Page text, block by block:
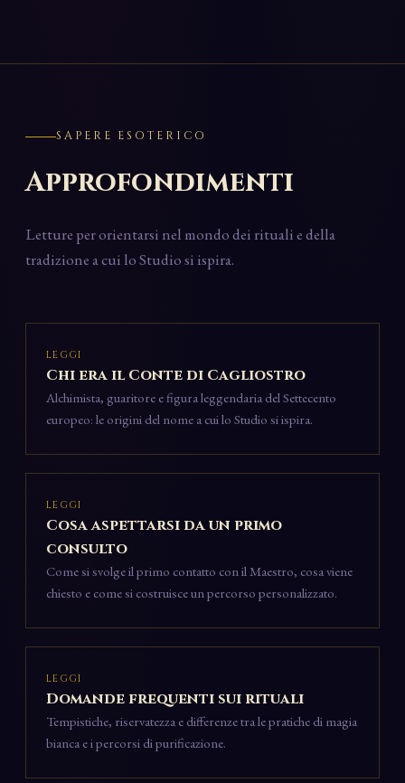
SAPERE ESOTERICO
Approfondimenti
Letture per orientarsi nel mondo dei rituali e della
tradizione a cui lo Studio si ispira.
LEGGI
Chi era il Conte di Cagliostro
Alchimista, guaritore e figura leggendaria del Settecento
europeo: le origini del nome a cui lo Studio si ispira.
LEGGI
Cosa aspettarsi da un primo
consulto
Come si svolge il primo contatto con il Maestro, cosa viene
chiesto e come si costruisce un percorso personalizzato.
LEGGI
Domande frequenti sui rituali
Tempistiche, riservatezza e differenze tra le pratiche di magia
bianca e i percorsi di purificazione.